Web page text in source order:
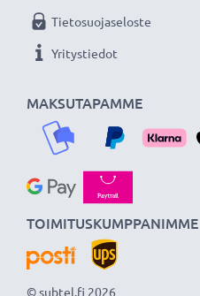
MAKSUTAPAMME
Tietosuojaseloste
Yritystiedot
TOIMITUSKUMPPANIMME
© subtel.fi 2026